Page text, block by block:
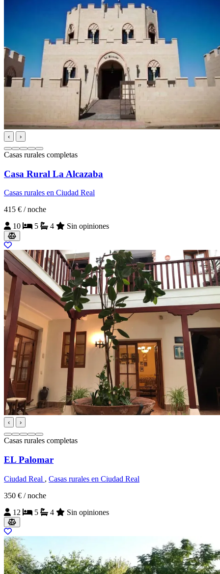
‹ ›
Casas rurales completas
Casa Rural La Alcazaba
Casas rurales en Ciudad Real
415 € / noche
10
5 4 Sin opiniones
‹ ›
Casas rurales completas
EL Palomar
Ciudad Real , Casas rurales en Ciudad Real
350 € / noche
12
5 4 Sin opiniones